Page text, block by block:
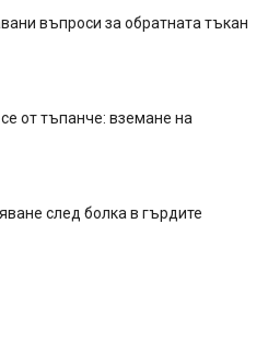
въпроси за обратната тъкан
от тъпанче: вземане на
след болка в гърдите